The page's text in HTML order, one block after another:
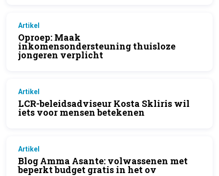
Artikel
Oproep: Maak
inkomensondersteuning thuisloze
jongeren verplicht
Artikel
LCR-beleidsadviseur Kosta Skliris wil
iets voor mensen betekenen
Artikel
Blog Amma Asante: volwassenen met
beperkt budget gratis in het ov